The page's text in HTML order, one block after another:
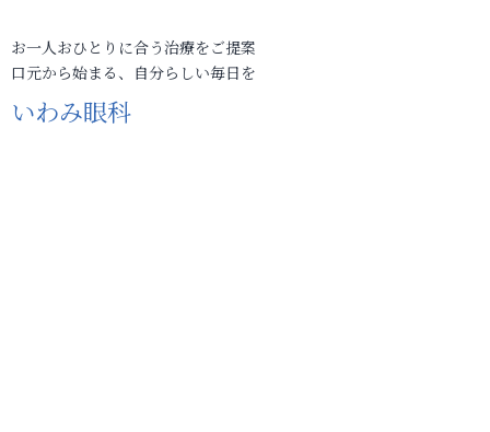
お一人おひとりに合う治療をご提案
口元から始まる、自分らしい毎日を
いわみ眼科